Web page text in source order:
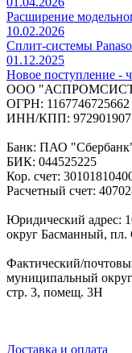
Расширение
10.02.2026
Сплит-системы
01.12.2025
Новое поступление -
ООО
ОГРН: 1167746725662
ИНН/КПП:
Банк: ПАО
БИК: 044525225
Кор. счет:
Расчетный счет:
Юридический адрес:
округ Басманный, пл.
Фактический/
муниципальный
стр. 3, помещ. 3Н
Доставка и оплата